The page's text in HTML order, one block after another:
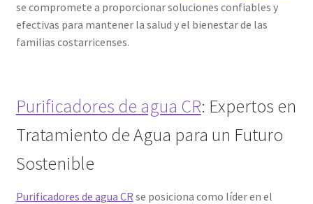
se compromete a proporcionar soluciones confiables y
efectivas para mantener la salud y el bienestar de las
familias costarricenses.
Purificadores de agua CR: Expertos en
Tratamiento de Agua para un Futuro
Sostenible
Purificadores de agua CR se posiciona como líder en el